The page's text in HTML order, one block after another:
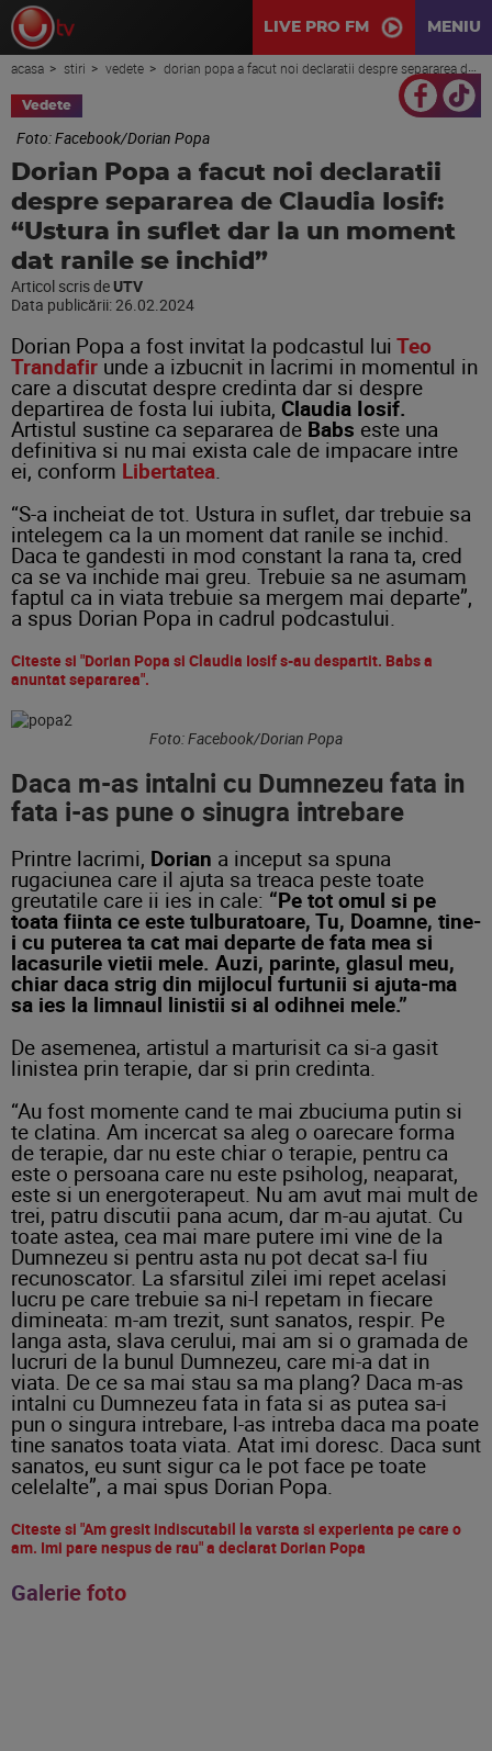
LIVE PRO FM MENIU
acasa stiri vedete dorian popa a facut noi declaratii despre separarea de claudia iosif: “ustura in suflet dar la un moment dat ranile se inchid”
Vedete
Foto: Facebook/Dorian Popa
Dorian Popa a facut noi declaratii
despre separarea de Claudia Iosif:
“Ustura in suflet dar la un moment
dat ranile se inchid”
Articol scris de UTV
Data publicării:26.02.2024
Dorian Popa a fost invitat la podcastul lui Teo
Trandafirunde a izbucnit in lacrimi in momentul in
care a discutat despre credinta dar si despre
departirea de fosta lui iubita, Claudia Iosif.
Artistul sustine ca separarea de Babs este una
definitiva si nu mai exista cale de impacare intre
ei, conform Libertatea.
“S-a incheiat de tot. Ustura in suflet, dar trebuie sa
intelegem ca la un moment dat ranile se inchid.
Daca te gandesti in mod constant la rana ta, cred
ca se va inchide mai greu. Trebuie sa ne asumam
faptul ca in viata trebuie sa mergem mai departe”,
a spus Dorian Popa in cadrul podcastului.
Citeste si "Dorian Popa si Claudia Iosif s-au despartit. Babs a
anuntat separarea".
Foto: Facebook/Dorian Popa
Daca m-as intalni cu Dumnezeu fata in
fata i-as pune o sinugra intrebare
Printre lacrimi, Dorian a inceput sa spuna
rugaciunea care il ajuta sa treaca peste toate
greutatile care ii ies in cale: “Pe tot omul si pe
toata fiinta ce este tulburatoare, Tu, Doamne, tine-
i cu puterea ta cat mai departe de fata mea si
lacasurile vietii mele. Auzi, parinte, glasul meu,
chiar daca strig din mijlocul furtunii si ajuta-ma
sa ies la limnaul linistii si al odihnei mele.”
De asemenea, artistul a marturisit ca si-a gasit
linistea prin terapie, dar si prin credinta.
“Au fost momente cand te mai zbuciuma putin si
te clatina. Am incercat sa aleg o oarecare forma
de terapie, dar nu este chiar o terapie, pentru ca
este o persoana care nu este psiholog, neaparat,
este si un energoterapeut. Nu am avut mai mult de
trei, patru discutii pana acum, dar m-au ajutat. Cu
toate astea, cea mai mare putere imi vine de la
Dumnezeu si pentru asta nu pot decat sa-I fiu
recunoscator. La sfarsitul zilei imi repet acelasi
lucru pe care trebuie sa ni-l repetam in fiecare
dimineata: m-am trezit, sunt sanatos, respir. Pe
langa asta, slava cerului, mai am si o gramada de
lucruri de la bunul Dumnezeu, care mi-a dat in
viata. De ce sa mai stau sa ma plang? Daca m-as
intalni cu Dumnezeu fata in fata si as putea sa-i
pun o singura intrebare, l-as intreba daca ma poate
tine sanatos toata viata. Atat imi doresc. Daca sunt
sanatos, eu sunt sigur ca le pot face pe toate
celelalte”, a mai spus Dorian Popa.
Citeste si "Am gresit indiscutabil la varsta si experienta pe care o
am. Imi pare nespus de rau" a declarat Dorian Popa
Galerie foto